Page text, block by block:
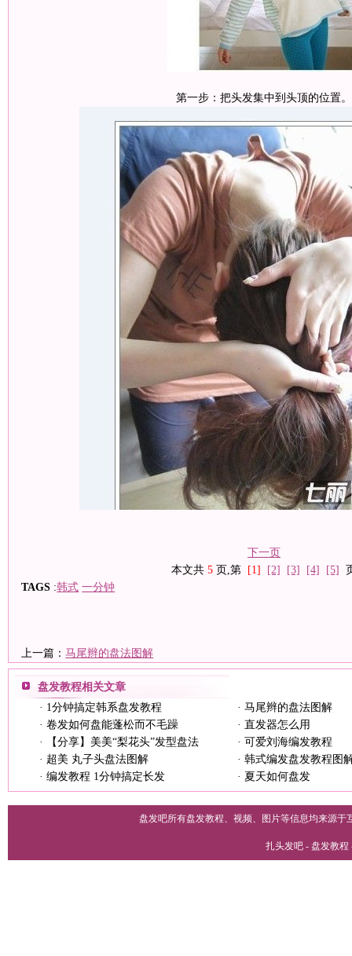
第一步：把头发集中到头顶的位置。
下一页
本文共 5 页,第 [1] [2] [3] [4] [5]
TAGS :韩式 一分钟
上一篇：马尾辫的盘法图解
盘发教程相关文章
· 1分钟搞定韩系盘发教程 · 马尾辫的盘法图解
· 卷发如何盘能蓬松而不毛躁 · 直发器怎么用
·
【分享】美美“梨花头”发型盘法 · 可爱刘海编发教程
· 超美 丸子头盘法图解 · 韩式编发盘发教程图
· 编发教程 1分钟搞定长发 · 夏天如何盘发
盘发吧所有盘发教程、视频、图片等信息均来源
扎头发吧 - 盘发教